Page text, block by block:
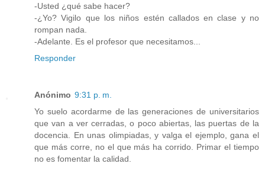
-Usted ¿qué sabe hacer?
-¿Yo? Vigilo que los niños estén callados en clase y no
rompan nada.
-Adelante. Es el profesor que necesitamos...
Responder
Anónimo 9:31 p. m.
Yo suelo acordarme de las generaciones de universitarios
que van a ver cerradas, o poco abiertas, las puertas de la
docencia. En unas olimpiadas, y valga el ejemplo, gana el
que más corre, no el que más ha corrido. Primar el tiempo
no es fomentar la calidad.